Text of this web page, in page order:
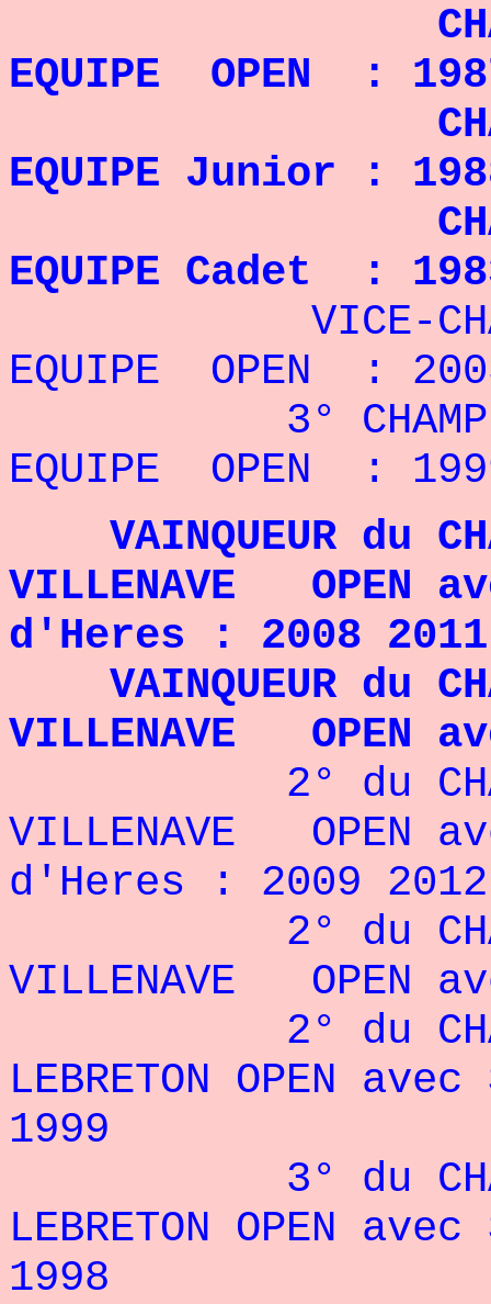
CHAMPION
EQUIPE OPEN :
CHAMPION
EQUIPE Junior :
CHAMPION
EQUIPE Cadet :
VICE-
EQUIPE OPEN :
3°
EQUIPE OPEN :
VAINQUEUR du
VILLENAVE OPEN
d'Heres : 2008 2011
VAINQUEUR du
VILLENAVE OPEN
2° du
VILLENAVE OPEN
d'Heres : 2009 2012
2° du
VILLENAVE OPEN
2° du
LEBRETON OPEN
1999
3° du
LEBRETON OPEN
1998